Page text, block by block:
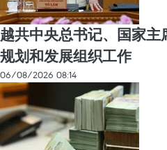
越共中央总书记、国家
规划和发展组织工作
06/08/2026 08:14